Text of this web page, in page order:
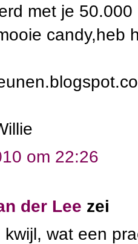
met je
candy,heb
om 22:26
der Lee zei
kwijl, wat een